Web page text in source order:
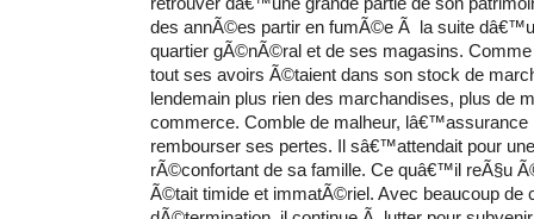
des annÃ©es partir en fumÃ©e Ã la suite
quartier gÃ©nÃ©ral et de ses magasins.
tout ses avoirs Ã©taient dans son stock de
lendemain plus rien des marchandises, plus de
commerce. Comble de malheur, lâ€™assurance
rembourser ses pertes. Il sâ€™attendait pour
rÃ©confortant de sa famille. Ce quâ€™il reÃ§u
Ã©tait timide et immatÃ©riel. Avec beaucoup de